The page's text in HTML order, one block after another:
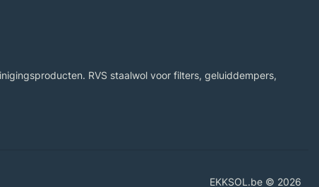
RVS staalwol voor filters, geluiddempers,
EKKSOL.be © 2026